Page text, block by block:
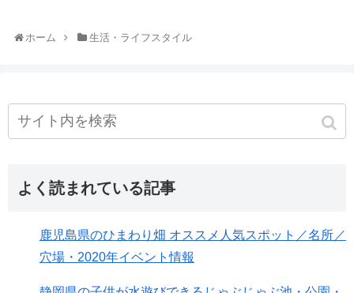
ホーム 生活・ライフスタイル
よく読まれている記事
鹿児島県のひまわり畑 オススメ人気スポット／名所／
穴場・2020年イベント情報